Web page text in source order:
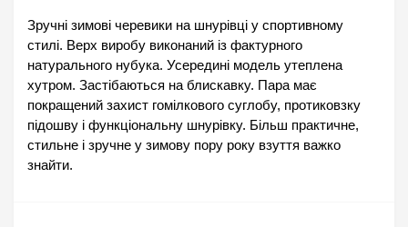
Зручні зимові черевики на шнурівці у спортивному
стилі. Верх виробу виконаний із фактурного
натурального нубука. Усередині модель утеплена
хутром. Застібаються на блискавку. Пара має
покращений захист гомілкового суглобу, протиковзку
підошву і функціональну шнурівку. Більш практичне,
стильне і зручне у зимову пору року взуття важко
знайти.